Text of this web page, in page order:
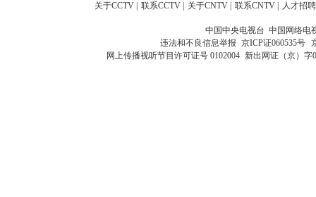
关于CCTV 联系CCTV 关于CNTV 联系CNTV 人才招聘
中国中央电视台 中国网络电
违法和不良信息举报 京ICP证060535号
网上传播视听节目许可证号 0102004 新出网证（京）